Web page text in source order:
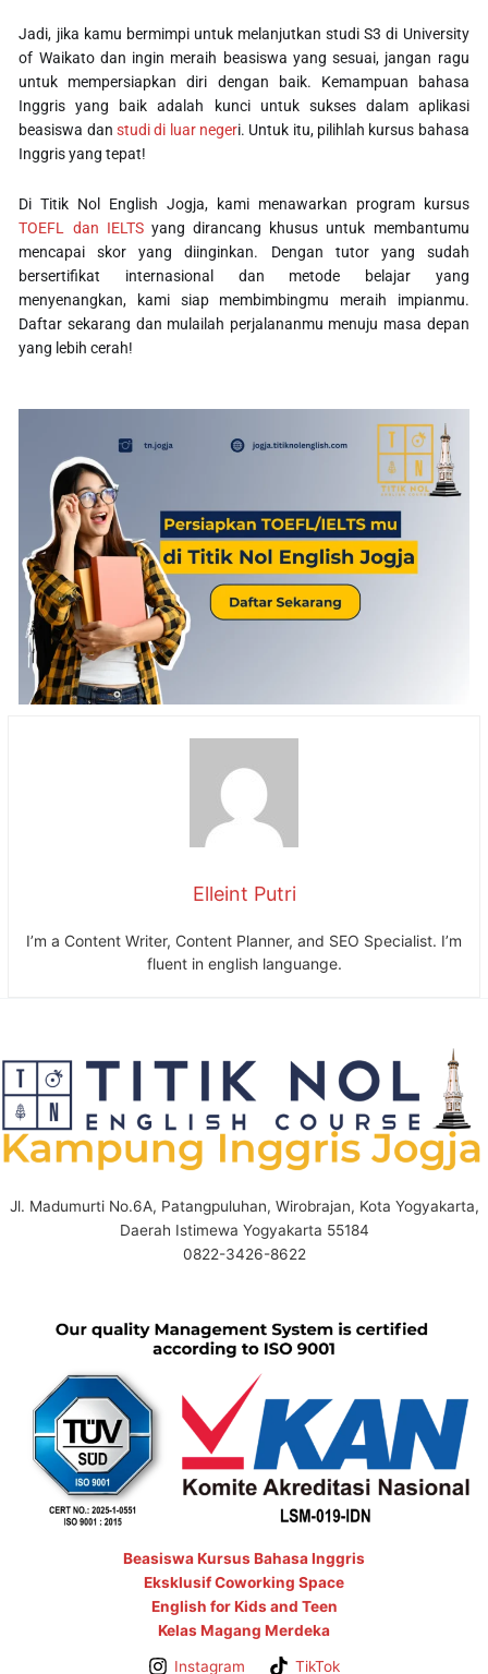
Jadi, jika kamu bermimpi untuk melanjutkan studi S3 di University
of Waikato dan ingin meraih beasiswa yang sesuai, jangan ragu
untuk mempersiapkan diri dengan baik. Kemampuan bahasa
Inggris yang baik adalah kunci untuk sukses dalam aplikasi
beasiswa danstudi di luar negeri. Untuk itu, pilihlah kursus bahasa
Inggris yang tepat!
Di Titik Nol English Jogja, kami menawarkan program kursus
TOEFL dan IELTSyang dirancang khusus untuk membantumu
mencapai skor yang diinginkan. Dengan tutor yang sudah
bersertifikat internasional dan metode belajar yang
menyenangkan, kami siap membimbingmu meraih impianmu.
Daftar sekarang dan mulailah perjalananmu menuju masa depan
yang lebih cerah!
Elleint Putri
I’m a Content Writer, Content Planner, and SEO Specialist. I’m
fluent in english languange.
Jl. Madumurti No.6A, Patangpuluhan, Wirobrajan, Kota Yogyakarta,
Daerah Istimewa Yogyakarta 55184
0822-3426-8622
Beasiswa Kursus Bahasa Inggris
Eksklusif Coworking Space
English for Kids and Teen
Kelas Magang Merdeka
Instagram TikTok